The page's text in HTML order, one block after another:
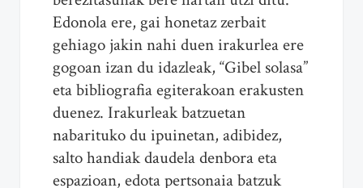
Edonola ere, gai honetaz zerbait
gehiago jakin nahi duen irakurlea ere
gogoan izan du idazleak, “Gibel solasa”
eta bibliografia egiterakoan erakusten
duenez. Irakurleak batzuetan
nabarituko du ipuinetan, adibidez,
salto handiak daudela denbora eta
espazioan, edota pertsonaia batzuk